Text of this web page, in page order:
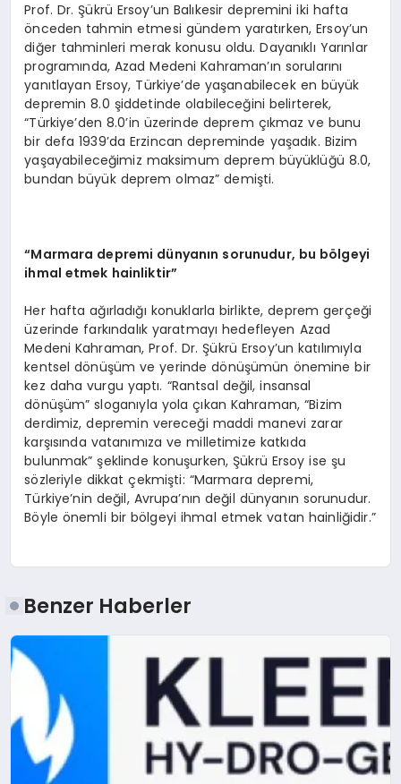
Prof. Dr. Şükrü Ersoy’un Balıkesir depremini iki hafta
önceden tahmin etmesi gündem yaratırken, Ersoy’un
diğer tahminleri merak konusu oldu. Dayanıklı Yarınlar
programında, Azad Medeni Kahraman’ın sorularını
yanıtlayan Ersoy, Türkiye’de yaşanabilecek en büyük
depremin 8.0 şiddetinde olabileceğini belirterek,
“Türkiye’den 8.0’in üzerinde deprem çıkmaz ve bunu
bir defa 1939’da Erzincan depreminde yaşadık. Bizim
yaşayabileceğimiz maksimum deprem büyüklüğü 8.0,
bundan büyük deprem olmaz” demişti.
“Marmara depremi dünyanın sorunudur, bu bölgeyi
ihmal etmek hainliktir”
Her hafta ağırladığı konuklarla birlikte, deprem gerçeği
üzerinde farkındalık yaratmayı hedefleyen Azad
Medeni Kahraman, Prof. Dr. Şükrü Ersoy’un katılımıyla
kentsel dönüşüm ve yerinde dönüşümün önemine bir
kez daha vurgu yaptı. “Rantsal değil, insansal
dönüşüm” sloganıyla yola çıkan Kahraman, “Bizim
derdimiz, depremin vereceği maddi manevi zarar
karşısında vatanımıza ve milletimize katkıda
bulunmak” şeklinde konuşurken, Şükrü Ersoy ise şu
sözleriyle dikkat çekmişti: “Marmara depremi,
Türkiye’nin değil, Avrupa’nın değil dünyanın sorunudur.
Böyle önemli bir bölgeyi ihmal etmek vatan hainliğidir.”
Benzer Haberler